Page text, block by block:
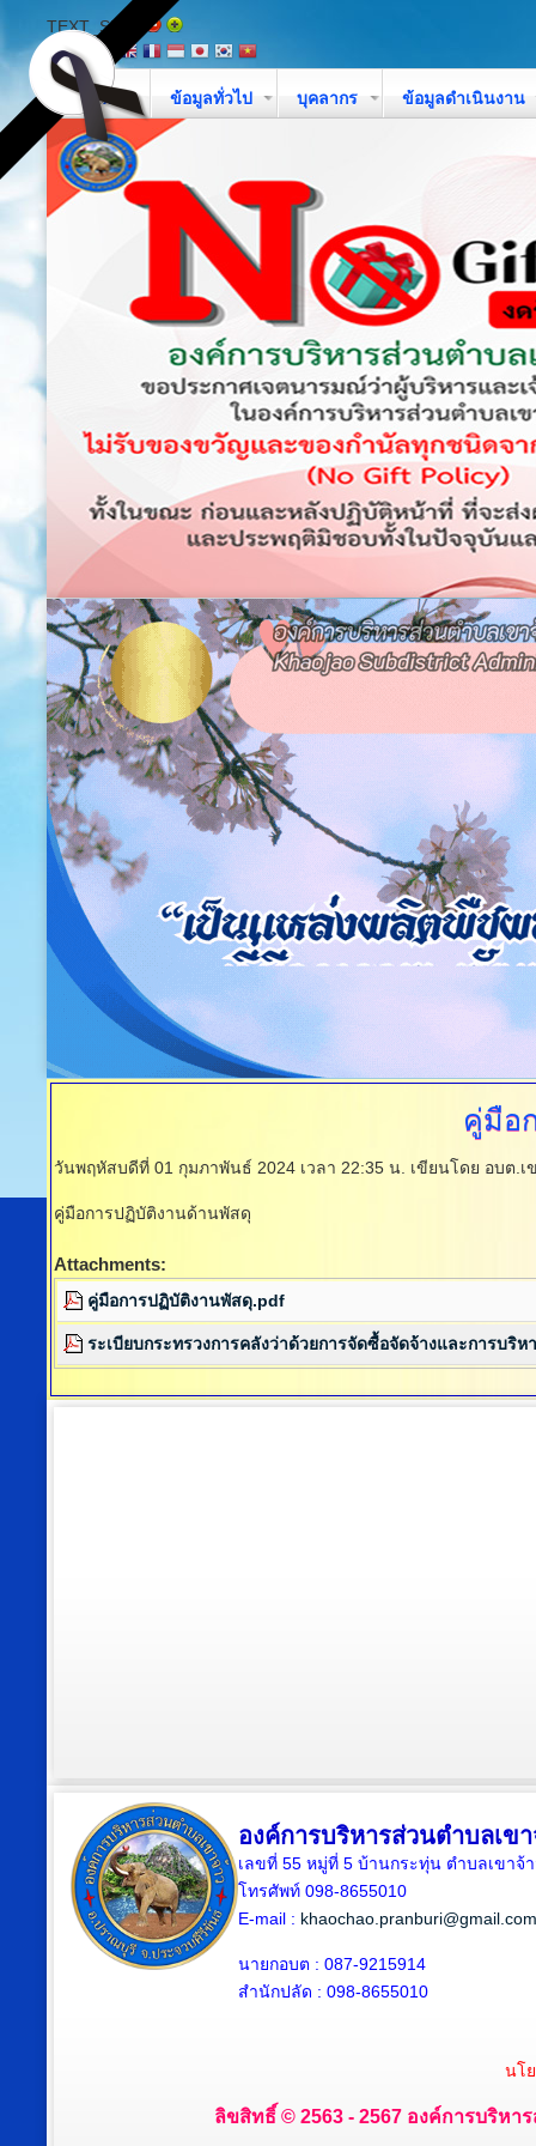
TEXT_SIZE
หน้าหลัก ข้อมูลทั่วไป บุคลากร ข้อมูลดำเนินงาน
คู่มือ
วันพฤหัสบดีที่ 01 กุมภาพันธ์ 2024 เวลา 22:35 น. เขียนโดย อบต.เ
คู่มือการปฏิบัติงานด้านพัสดุ
Attachments:
คู่มือการปฏิบัติงานพัสดุ.pdf
ระเบียบกระทรวงการคลังว่าด้วยการจัดซื้อจัดจ้างและการบริ
องค์การบริหารส่วนตำบลเข
เลขที่ 55 หมู่ที่ 5 บ้านกระทุ่น ตำบลเขาจ้
โทรศัพท์ 098-8655010
E-mail : khaochao.pranburi@gmail.com
นายกอบต : 087-9215914
สำนักปลัด : 098-8655010
นโ
ลิขสิทธิ์ © 2563 - 2567 องค์การบริหา